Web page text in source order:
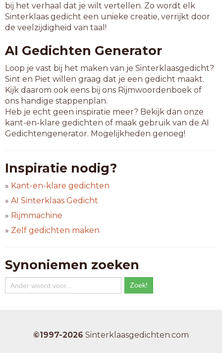
bij het verhaal dat je wilt vertellen. Zo wordt elk
Sinterklaas gedicht een unieke creatie, verrijkt door
de veelzijdigheid van taal!
AI Gedichten Generator
Loop je vast bij het maken van je Sinterklaasgedicht?
Sint en Piet willen graag dat je een gedicht maakt.
Kijk daarom ook eens bij ons Rijmwoordenboek of
ons handige stappenplan.
Heb je echt geen inspiratie meer? Bekijk dan onze
kant-en-klare gedichten of maak gebruik van de AI
Gedichtengenerator. Mogelijkheden genoeg!
Inspiratie nodig?
» Kant-en-klare gedichten
» AI Sinterklaas Gedicht
» Rijmmachine
» Zelf gedichten maken
Synoniemen zoeken
©1997-2026 Sinterklaasgedichten.com